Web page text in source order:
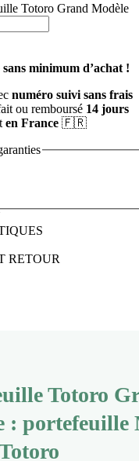
Totoro Grand Modèle
minimum d’achat !
numéro suivi sans frais
ou remboursé 14 jours
en France 🇫🇷
RETOUR
Totoro
: portefeuille